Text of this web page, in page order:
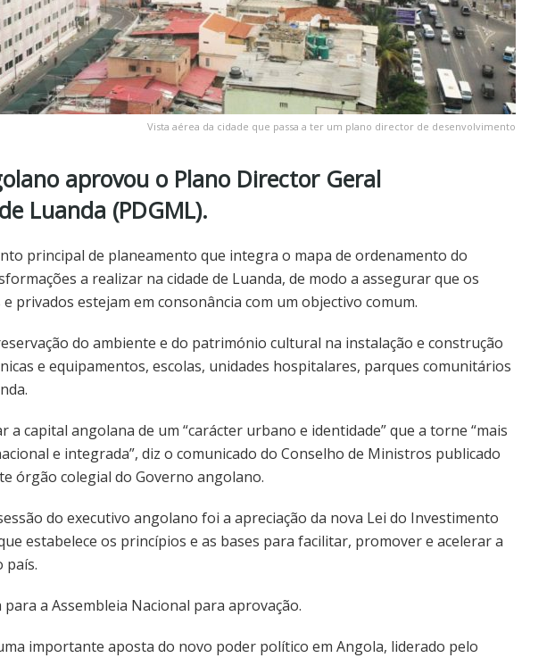
Vista aérea da cidade que passa a ter um plano director de desenvolvimento
aprovou o Plano Director Geral
Luanda (PDGML).
principal de planeamento que integra o mapa de ordenamento do
a realizar na cidade de Luanda, de modo a assegurar que os
privados estejam em consonância com um objectivo comum.
do ambiente e do património cultural na instalação e construção
e equipamentos, escolas, unidades hospitalares, parques comunitários
a capital angolana de um “carácter urbano e identidade” que a torne “mais
e integrada”, diz o comunicado do Conselho de Ministros publicado
órgão colegial do Governo angolano.
do executivo angolano foi a apreciação da nova Lei do Investimento
estabelece os princípios e as bases para facilitar, promover e acelerar a
país.
a Assembleia Nacional para aprovação.
importante aposta do novo poder político em Angola, liderado pelo